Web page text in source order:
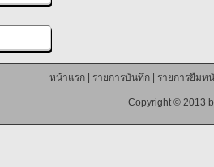
หน้าแรก| รายการบันทึก| รายการยืมห
Copyright © 2013